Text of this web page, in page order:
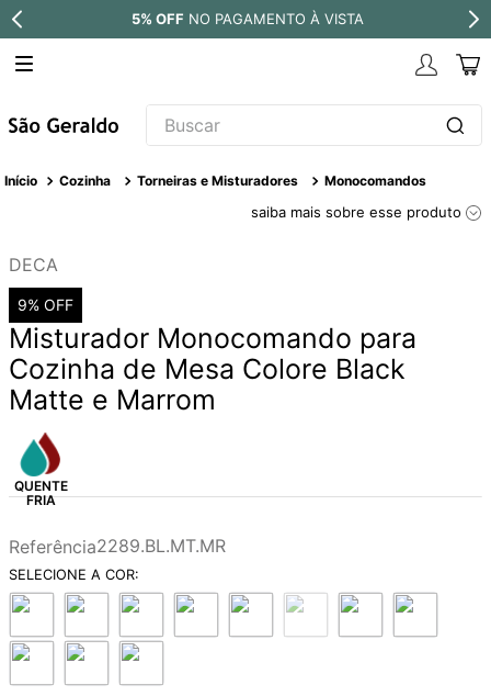
VISTA PARCELE EM ATÉ 10X SEM
Buscar
Cozinha Torneiras e Misturadores Monocomandos
saiba mais sobre esse produto
DECA
9% OFF
Misturador Monocomando para
Cozinha de Mesa Colore Black
Matte e Marrom
Referência2289.BL.MT.MR
TERMOS MAIS BUSCADOS
4º
atlas
º
black matte
6º
red gold
7º
8º
9º
10º grafite escovado